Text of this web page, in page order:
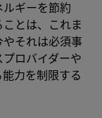
ギーを節約
とは、これま
それは必須事
ロバイダーや
力を制限する